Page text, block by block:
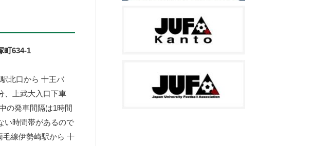
町634-1
北口から 十王バ
上武大入口下車
の発車間隔は1時間
い時間帯があるので
線伊勢崎駅から 十